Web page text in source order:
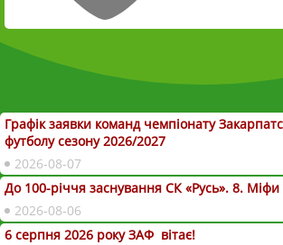
Графік заявки команд чемпіонату
футболу сезону 2026/2027
2026-08-07
До 100-річчя заснування СК «Русь». 8. Міфи
2026-08-06
6 серпня 2026 року ЗАФ вітає!